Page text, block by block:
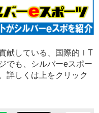
献している、国際的ＩT
でも、シルバーeスポー
詳しくは上をクリック